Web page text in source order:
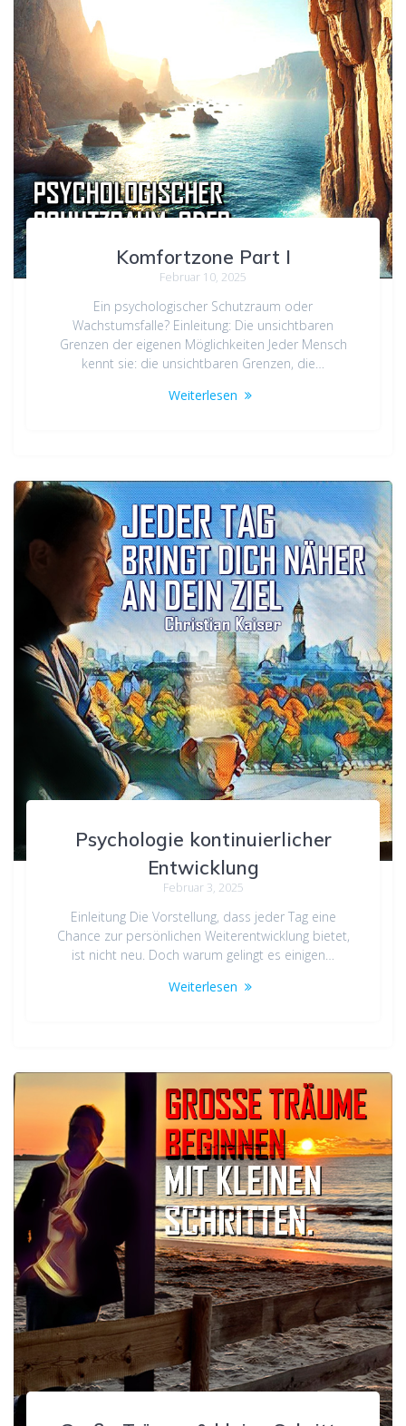
Komfortzone Part I
Februar 10, 2025
Ein psychologischer Schutzraum oder
Wachstumsfalle? Einleitung: Die unsichtbaren
Grenzen der eigenen Möglichkeiten Jeder Mensch
kennt sie: die unsichtbaren Grenzen, die…
Weiterlesen
Psychologie kontinuierlicher
Entwicklung
Februar 3, 2025
Einleitung Die Vorstellung, dass jeder Tag eine
Chance zur persönlichen Weiterentwicklung bietet,
ist nicht neu. Doch warum gelingt es einigen…
Weiterlesen